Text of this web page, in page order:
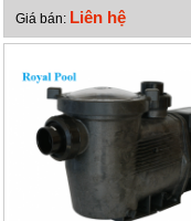
HYDROSTAR 200
Giá bán: Liên hệ